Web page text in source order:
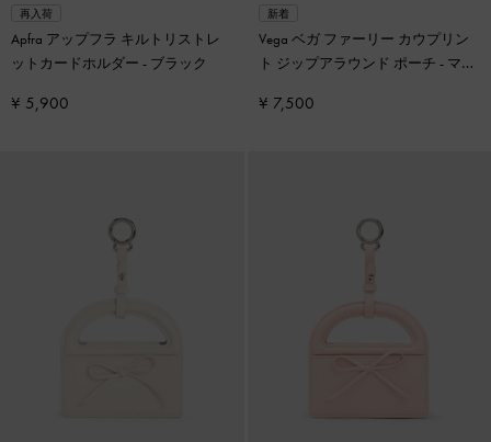
再入荷
Apfra アップフラ キルトリストレ
ットカードホルダー - ブラック
¥ 5,900
新着
Vega ベガ ファーリー カウプリン
ト ジップアラウンド ポーチ - マル
¥ 7,500